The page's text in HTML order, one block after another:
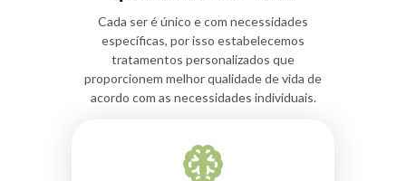
Cada ser é único e com necessidades
específicas, por isso estabelecemos
tratamentos personalizados que
proporcionem melhor qualidade de vida de
acordo com as necessidades individuais.